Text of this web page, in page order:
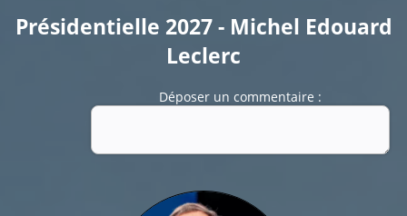
Présidentielle 2027 - Michel Edouard
Leclerc
Déposer un commentaire :
Mail :